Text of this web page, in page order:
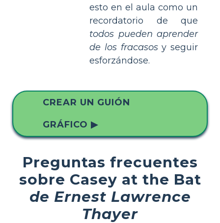
esto en el aula como un
recordatorio de que
todos pueden aprender
de los fracasosy seguir
esforzándose.
CREAR UN GUIÓN
GRÁFICO ▶
Preguntas frecuentes
sobre Casey at the Bat
de Ernest Lawrence
Thayer